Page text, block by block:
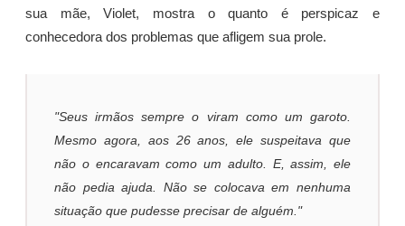
sua mãe, Violet, mostra o quanto é perspicaz e
conhecedora dos problemas que afligem sua prole.
"Seus irmãos sempre o viram como um garoto.
Mesmo agora, aos 26 anos, ele suspeitava que
não o encaravam como um adulto. E, assim, ele
não pedia ajuda. Não se colocava em nenhuma
situação que pudesse precisar de alguém."